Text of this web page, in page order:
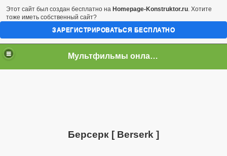
Мультфильмы онлайн скачать бесплатно
Берсерк [ Berserk ]
Этот сайт был создан бесплатно на Homepage-Konstruktor.ru. Хотите
тоже иметь собственный сайт?
ЗАРЕГИСТРИРОВАТЬСЯ БЕСПЛАТНО